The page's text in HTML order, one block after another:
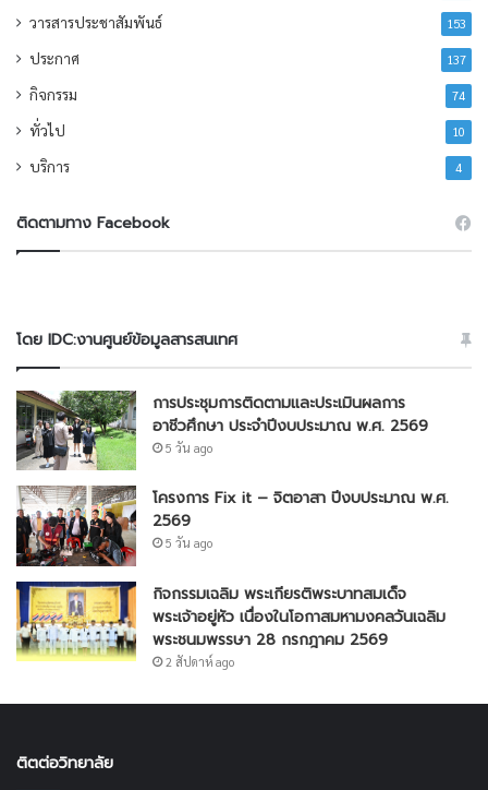
วารสารประชาสัมพันธ์ 153
ประกาศ 137
กิจกรรม 74
ทั่วไป 10
บริการ 4
ติดตามทาง Facebook
โดย IDC:งานศูนย์ข้อมูลสารสนเทศ
การประชุมการติดตามและประเมินผลการ
อาชีวศึกษา ประจำปีงบประมาณ พ.ศ. 2569
5 วัน ago
โครงการ Fix it – จิตอาสา ปีงบประมาณ พ.ศ.
2569
5 วัน ago
กิจกรรมเฉลิม พระเกียรติพระบาทสมเด็จ
พระเจ้าอยู่หัว เนื่องในโอกาสมหามงคลวันเฉลิม
พระชนมพรรษา 28 กรกฎาคม 2569
2 สัปดาห์ ago
ติตต่อวิทยาลัย